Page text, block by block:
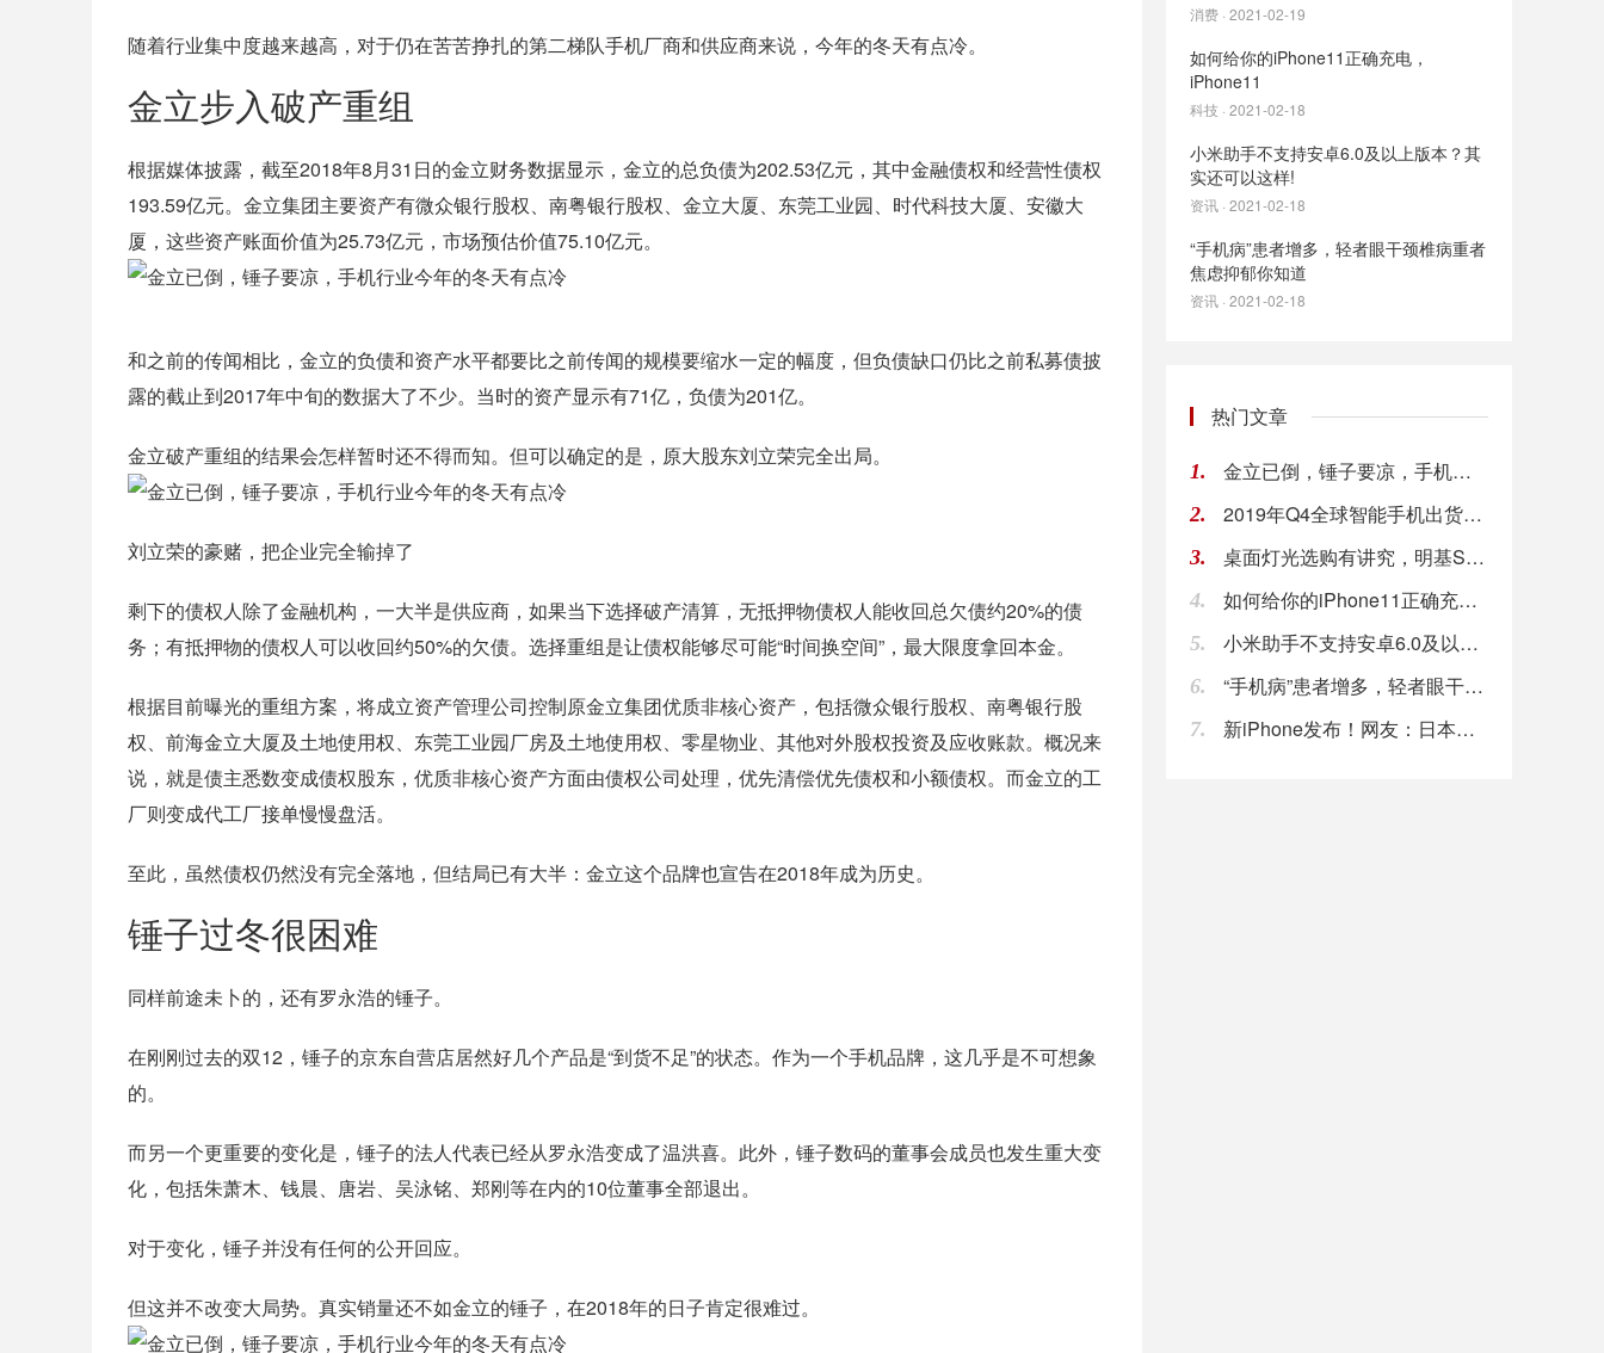
随着行业集中度越来越高，对于仍在苦苦挣扎的第二梯队手机厂商和供应商来说，今年的冬天有点冷。
金立步入破产重组
根据媒体披露，截至2018年8月31日的金立财务数据显示，金立的总负债为202.53亿元，其中金融债权和经营性债权
193.59亿元。金立集团主要资产有微众银行股权、南粤银行股权、金立大厦、东莞工业园、时代科技大厦、安徽大
厦，这些资产账面价值为25.73亿元，市场预估价值75.10亿元。
和之前的传闻相比，金立的负债和资产水平都要比之前传闻的规模要缩水一定的幅度，但负债缺口仍比之前私募债披
露的截止到2017年中旬的数据大了不少。当时的资产显示有71亿，负债为201亿。
金立破产重组的结果会怎样暂时还不得而知。但可以确定的是，原大股东刘立荣完全出局。
刘立荣的豪赌，把企业完全输掉了
剩下的债权人除了金融机构，一大半是供应商，如果当下选择破产清算，无抵押物债权人能收回总欠债约20%的债
务；有抵押物的债权人可以收回约50%的欠债。选择重组是让债权能够尽可能“时间换空间”，最大限度拿回本金。
根据目前曝光的重组方案，将成立资产管理公司控制原金立集团优质非核心资产，包括微众银行股权、南粤银行股
权、前海金立大厦及土地使用权、东莞工业园厂房及土地使用权、零星物业、其他对外股权投资及应收账款。概况来
说，就是债主悉数变成债权股东，优质非核心资产方面由债权公司处理，优先清偿优先债权和小额债权。而金立的工
厂则变成代工厂接单慢慢盘活。
至此，虽然债权仍然没有完全落地，但结局已有大半：金立这个品牌也宣告在2018年成为历史。
锤子过冬很困难
同样前途未卜的，还有罗永浩的锤子。
在刚刚过去的双12，锤子的京东自营店居然好几个产品是“到货不足”的状态。作为一个手机品牌，这几乎是不可想象
的。
而另一个更重要的变化是，锤子的法人代表已经从罗永浩变成了温洪喜。此外，锤子数码的董事会成员也发生重大变
化，包括朱萧木、钱晨、唐岩、吴泳铭、郑刚等在内的10位董事全部退出。
对于变化，锤子并没有任何的公开回应。
但这并不改变大局势。真实销量还不如金立的锤子，在2018年的日子肯定很难过。
消费 · 2021-02-19
如何给你的iPhone11正确充电，
iPhone11
科技 · 2021-02-18
小米助手不支持安卓6.0及以上版本？其
实还可以这样!
资讯 · 2021-02-18
“手机病”患者增多，轻者眼干颈椎病重者
焦虑抑郁你知道
资讯 · 2021-02-18
热门文章
1. 金立已倒，锤子要凉，手机行业今年的冬天有点冷!
2. 2019年Q4全球智能手机出货量为3.75亿台
3. 桌面灯光选购有讲究，明基ScreenBar P
4. 如何给你的iPhone11正确充电，iPhon
5. 小米助手不支持安卓6.0及以上版本？其实还可以
6. “手机病”患者增多，轻者眼干颈椎病重者焦虑抑郁
7. 新iPhone发布！网友：日本游客价让人很想买